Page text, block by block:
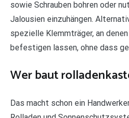
sowie Schrauben bohren oder
Jalousien einzuhängen.
spezielle Klemmträger, an
befestigen lassen, ohne dass
Wer baut
Das macht schon ein